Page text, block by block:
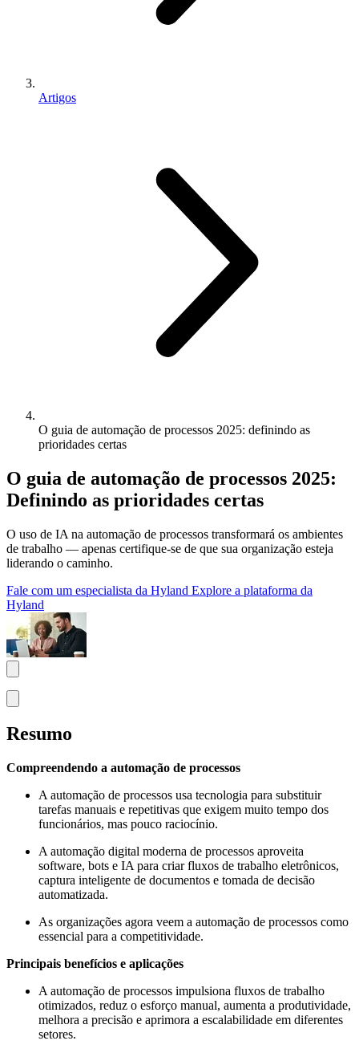
Artigos
O guia de automação de processos 2025: definindo as
prioridades certas
O guia de automação de processos 2025:
Definindo as prioridades certas
O uso de IA na automação de processos transformará os ambientes
de trabalho — apenas certifique-se de que sua organização esteja
liderando o caminho.
Fale com um especialista da Hyland Explore a plataforma da
Hyland
Resumo
Compreendendo a automação de processos
A automação de processos usa tecnologia para substituir
tarefas manuais e repetitivas que exigem muito tempo dos
funcionários, mas pouco raciocínio.
A automação digital moderna de processos aproveita
software, bots e IA para criar fluxos de trabalho eletrônicos,
captura inteligente de documentos e tomada de decisão
automatizada.
As organizações agora veem a automação de processos como
essencial para a competitividade.
Principais benefícios e aplicações
A automação de processos impulsiona fluxos de trabalho
otimizados, reduz o esforço manual, aumenta a produtividade,
melhora a precisão e aprimora a escalabilidade em diferentes
setores.